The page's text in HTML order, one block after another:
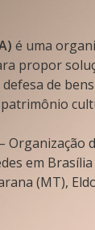
é uma
propor
de
em
(MT),